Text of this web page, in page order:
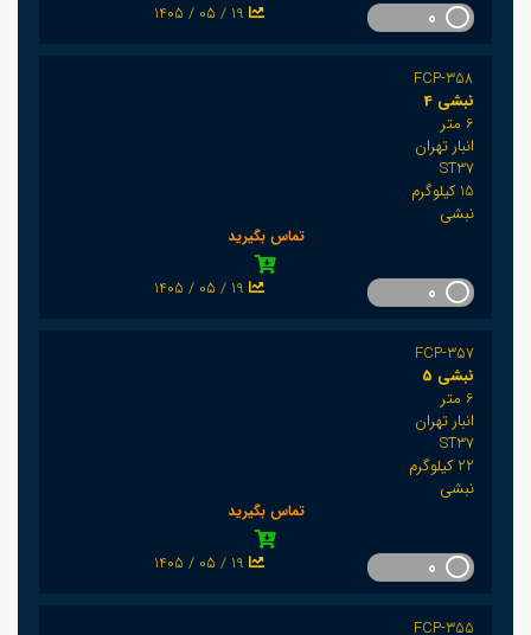
1405 / 05 / 19
FCP-358
نبشی 4
6 متر
انبار تهران
ST37
15 کیلوگرم
نبشی
تماس بگیرید
1405 / 05 / 19
FCP-357
نبشی 5
6 متر
انبار تهران
ST37
22 کیلوگرم
نبشی
تماس بگیرید
1405 / 05 / 19
FCP-355